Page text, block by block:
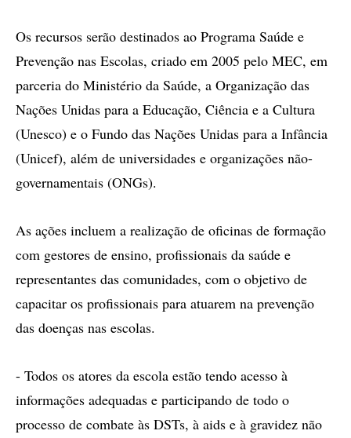
Os recursos serão destinados ao Programa Saúde e
Prevenção nas Escolas, criado em 2005 pelo MEC, em
parceria do Ministério da Saúde, a Organização das
Nações Unidas para a Educação, Ciência e a Cultura
(Unesco) e o Fundo das Nações Unidas para a Infância
(Unicef), além de universidades e organizações não-
governamentais (ONGs).
As ações incluem a realização de oficinas de formação
com gestores de ensino, profissionais da saúde e
representantes das comunidades, com o objetivo de
capacitar os profissionais para atuarem na prevenção
das doenças nas escolas.
- Todos os atores da escola estão tendo acesso à
informações adequadas e participando de todo o
processo de combate às DSTs, à aids e à gravidez não